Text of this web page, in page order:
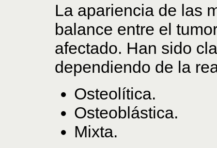
La apariencia de las
balance entre el
afectado. Han sido
dependiendo de la
Osteolítica.
Osteoblástica.
Mixta.